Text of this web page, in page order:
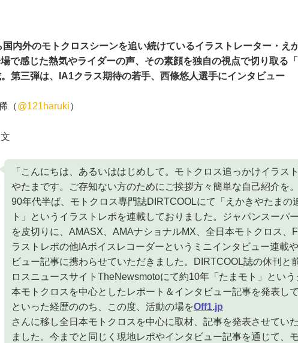
国内外のモトクロスシーンを追い続けているイラストレーター・え
で感じた熱気やライダーの声、その素顔を独自の視点で切り取る
第三弾は、IA1クラス期待の若手、西條悠人選手にインタビュー
（@121haruki）
「こんにちは、あるいははじめして。モトクロス追っかけイラス
やたまです。ご存知ない方のためにご挨拶方々簡単な自己紹介を
90年代半ば、モトクロス専門誌DIRTCOOLにて「えかきやたまの
ト」というイラストレポを連載しておりました。ジャパンスーパ
を皮切りに、AMASX、AMAナショナルMX、全日本モトクロス、
ラストレポの他IAボイスレコーダーというミニインタビュー連載
ビュー記事に携わらせていただきました。DIRTCOOL誌の休刊と
ロスニュースサイトTheNewsmotoにて約10年「たまモト」という
本モトクロスを中心としたレポート＆インタビュー記事を発表
といった経歴ののち、この度、活動の場をOff1.jp
さんに移し全日本モトクロスを中心に取材、記事を発表させてい
ました。今までと同じく現地レポやインタビュー記事を通じて、